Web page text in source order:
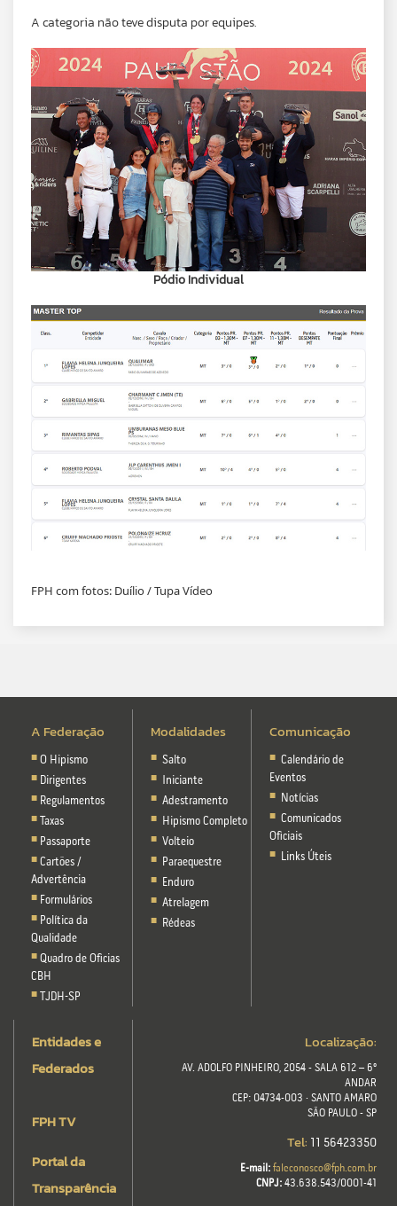
A categoria não teve disputa por equipes.
Pódio Individual
FPH com fotos: Duílio / Tupa Vídeo
A Federação
O Hipismo
Dirigentes
Regulamentos
Taxas
Passaporte
Cartões /
Advertência
Formulários
Política da
Qualidade
Quadro de Oficias
CBH
TJDH-SP
Modalidades
Salto
Iniciante
Adestramento
Hipismo Completo
Volteio
Paraequestre
Enduro
Atrelagem
Rédeas
Comunicação
Calendário de
Eventos
Notícias
Comunicados
Oficiais
Links Úteis
Entidades e
Federados
FPH TV
Portal da
Transparência
Localização:
AV. ADOLFO PINHEIRO, 2054 - SALA 612 – 6º
ANDAR
CEP: 04734-003 · SANTO AMARO
SÃO PAULO - SP
Tel: 11 56423350
E-mail: faleconosco@fph.com.br
CNPJ: 43.638.543/0001-41